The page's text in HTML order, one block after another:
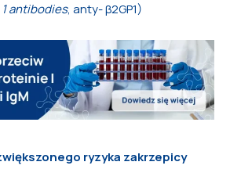
antibodies, anty- β2GP1)
ryzyka zakrzepicy